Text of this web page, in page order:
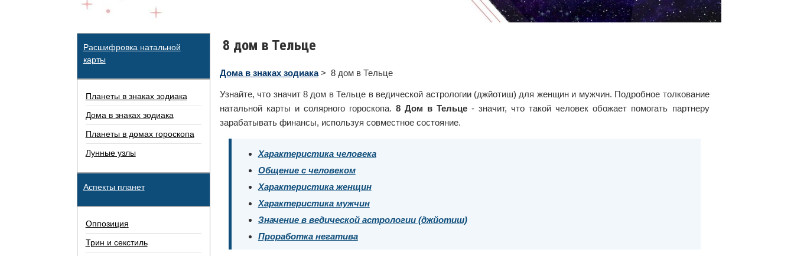
8 дом в Тельце
Дома в знаках зодиака> 8 дом в Тельце
Узнайте, что значит 8 дом в Тельце в ведической астрологии (джйотиш) для женщин и мужчин. Подробное толкование
натальной карты и солярного гороскопа.8 Дом в Тельце - значит, что такой человек обожает помогать партнеру
зарабатывать финансы, используя совместное состояние.
Характеристика человека
Общение с человеком
Характеристика женщин
Характеристика мужчин
Значение в ведической астрологии (джйотиш)
Проработка негатива
Расшифровка натальной
карты
Планеты в знаках зодиака
Дома в знаках зодиака
Планеты в домах гороскопа
Лунные узлы
Аспекты планет
Оппозиция
Трин и секстиль